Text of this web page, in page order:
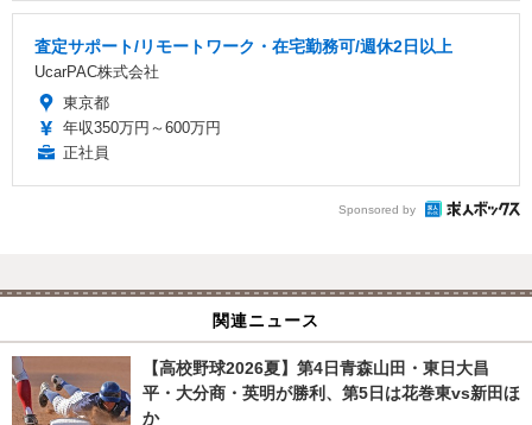
査定サポート/リモートワーク・在宅勤務可/週休2日以上
UcarPAC株式会社
東京都
年収350万円～600万円
正社員
Sponsored by
関連ニュース
【高校野球2026夏】第4日青森山田・東日大昌
平・大分商・英明が勝利、第5日は花巻東vs新田ほ
か